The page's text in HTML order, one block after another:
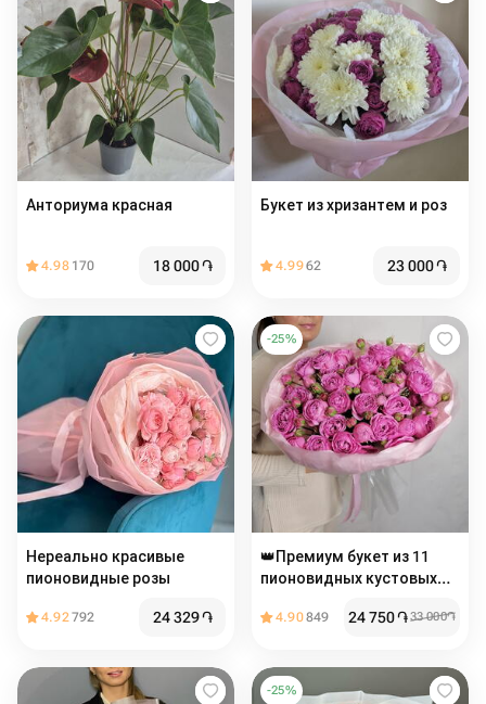
Анториума красная
4.98 170 18 000֏
Букет из хризантем и роз
4.9962 23 000֏
Нереально красивые
пионовидные розы
4.92792 24 329֏
-25%
👑Премиум букет из 11
пионовидных кустовых
4.90849 24 750֏33 000֏
-25%